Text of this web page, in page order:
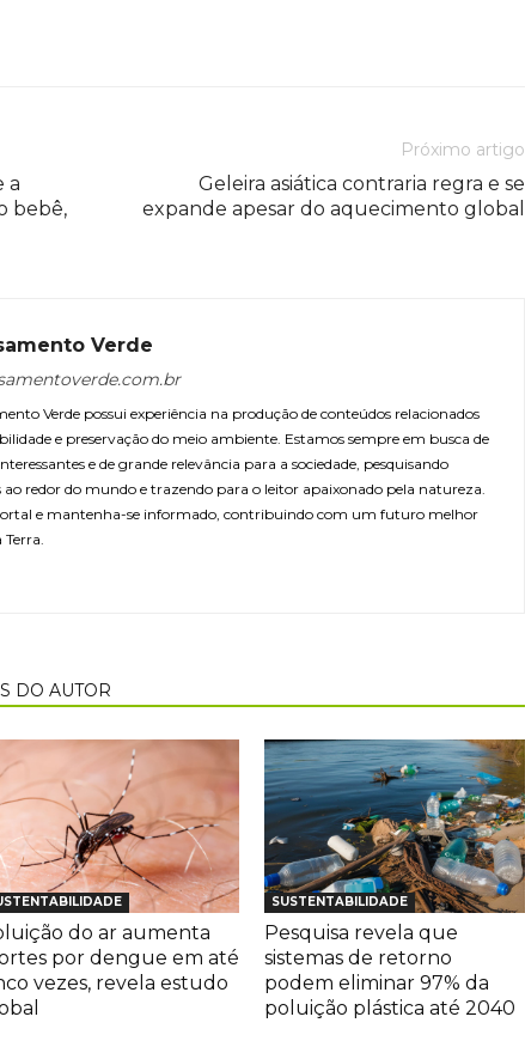
a
bebê,
Próximo artigo
Geleira asiática contraria regra e se
expande apesar do aquecimento global
Verde
Verde possui experiência na produção de conteúdos relacionados
e preservação do meio ambiente. Estamos sempre em busca de
e de grande relevância para a sociedade, pesquisando
ao redor do mundo e trazendo para o leitor apaixonado pela natureza.
e mantenha-se informado, contribuindo com um futuro melhor
Terra.
DO AUTOR
do ar aumenta
por dengue em até
vezes, revela estudo
SUSTENTABILIDADE
Pesquisa revela que
sistemas de retorno
podem eliminar 97% da
poluição plástica até 2040